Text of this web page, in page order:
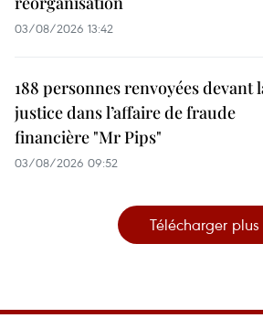
03/08/2026 13:42
188 personnes renvoyées devant
justice dans l’affaire de fraude
financière "Mr Pips"
03/08/2026 09:52
Télécharger plus